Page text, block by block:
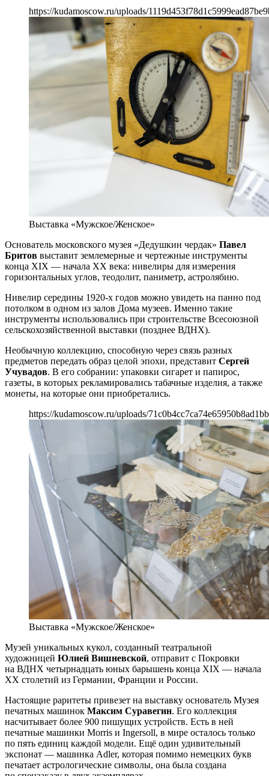
https://kudamoscow.ru/uploads/
Выставка «Мужское/Женское»
Основатель московского музея «Дедушкин чердак» Павел
Бритов выставит землемерные и чертежные инструменты
конца XIX — начала ХХ века: нивелиры для измерения
горизонтальных углов, теодолит, паниметр, астролябию.
Нивелир середины 1920-х годов можно увидеть на панно под
потолком в одном из залов Дома музеев. Именно такие
инструменты использовались при строительстве Всесоюзной
сельскохозяйственной выставки (позднее ВДНХ).
Необычную коллекцию, способную через связь разных
предметов передать образ целой эпохи, представит Сергей
Учувадов. В его собрании: упаковки сигарет и папирос,
газеты, в которых рекламировались табачные изделия, а также
монеты, на которые они приобретались.
https://kudamoscow.ru/uploads/
Выставка «Мужское/Женское»
Музей уникальных кукол, созданный театральной
художницей Юлией Вишневской, отправит с Покровки
на ВДНХ четырнадцать юных барышень конца XIX — начала
XX столетий из Германии, Франции и России.
Настоящие раритеты привезет на выставку основатель Музея
печатных машинок Максим Суравегин. Его коллекция
насчитывает более 900 пишущих устройств. Есть в ней
печатные машинки Morris и Ingersoll, в мире осталось только
по пять единиц каждой модели. Ещё один удивительный
экспонат — машинка Adler, которая помимо немецких букв
печатает астрологические символы, она была создана